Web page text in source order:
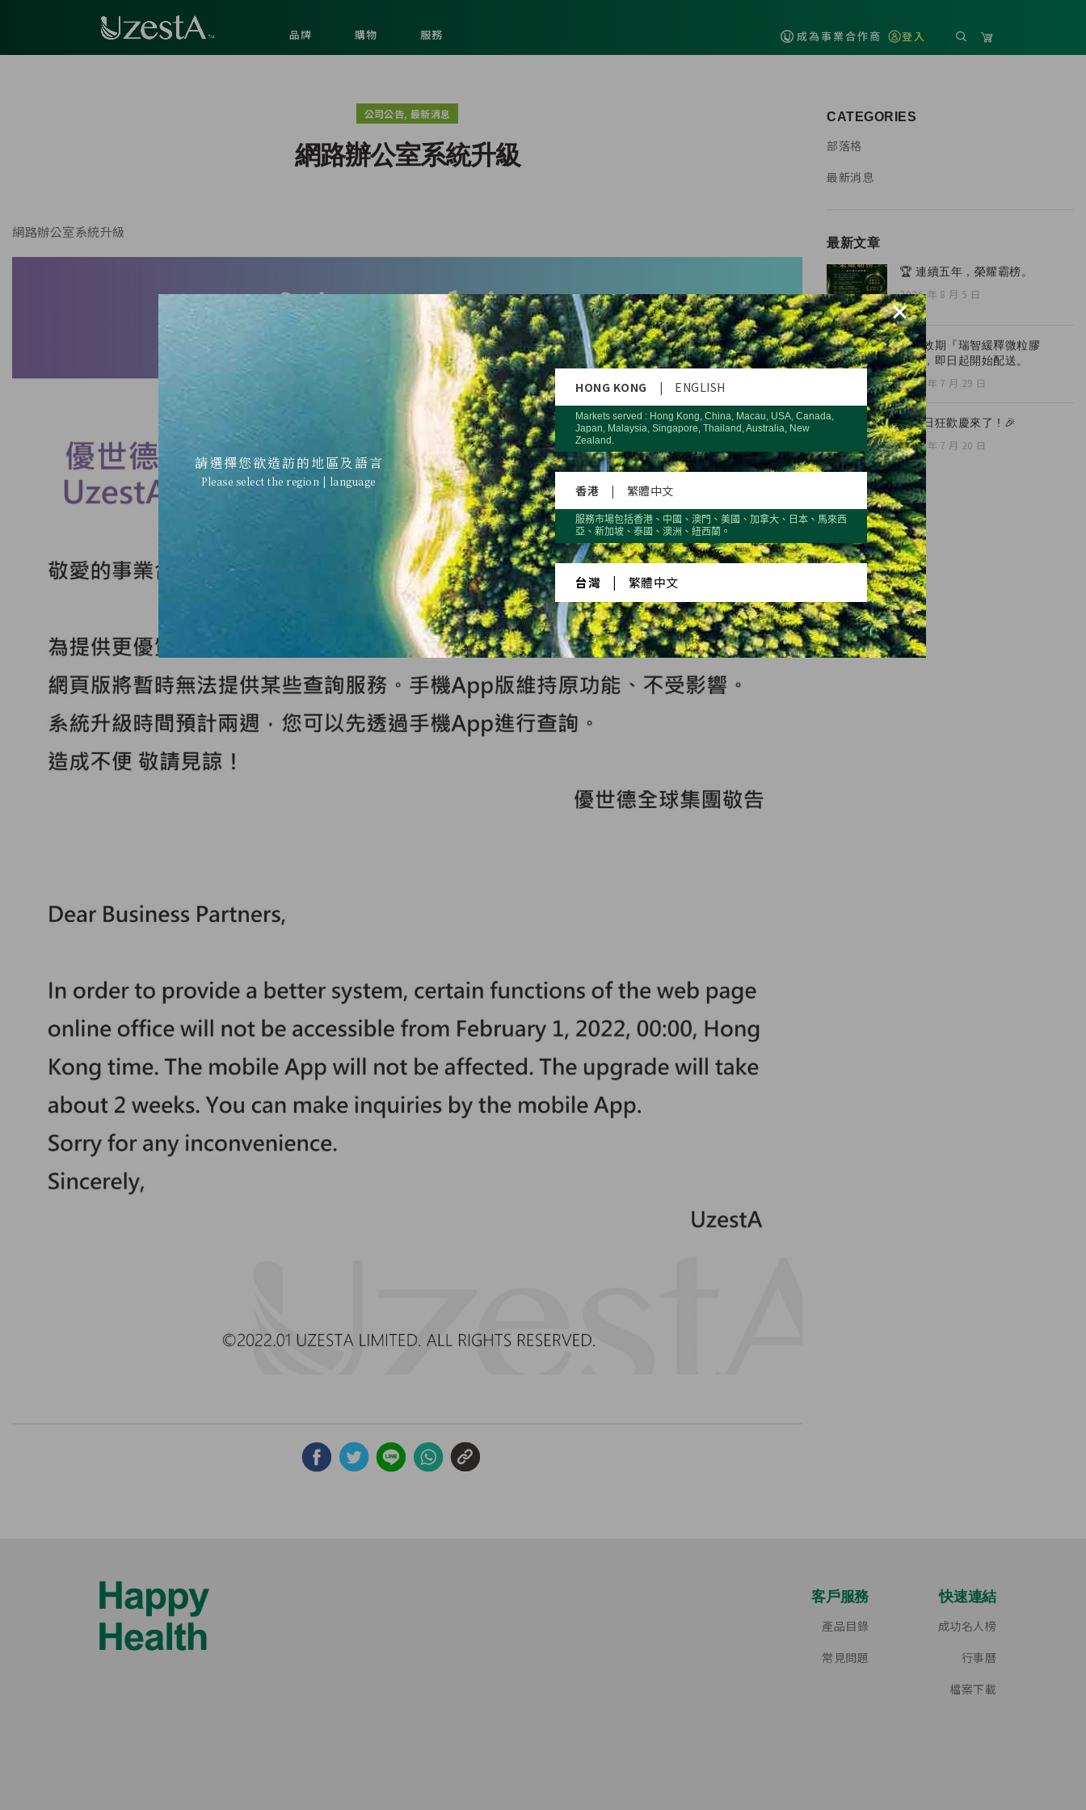
品牌 購物 服務 成為事業合作商 登入
公司公告, 最新消息
網路辦公室系統升級
網路辦公室系統升級
CATEGORIES
部落格
最新消息
最新文章
🏆 連續五年，榮耀霸榜。
2026 年 8 月 5 日
全新效期『瑞智緩釋微粒膠
囊』，即日起開始配送。
2026 年 7 月 29 日
🎉夏日狂歡慶來了 ! 🎉
2026 年 7 月 20 日
客戶服務
產品目錄
常見問題
快速連結
成功名人榜
行事曆
檔案下載
×
請選擇您欲造訪的地區及語言
Please select the region | language
HONG KONG | ENGLISH
Markets served : Hong Kong, China, Macau, USA, Canada,
Japan, Malaysia, Singapore, Thailand, Australia, New
Zealand.
香港 | 繁體中文
服務市場包括香港、中國、澳門、美國、加拿大、日本、馬來西
亞、新加坡、泰國、澳洲、紐西蘭。
台灣 | 繁體中文